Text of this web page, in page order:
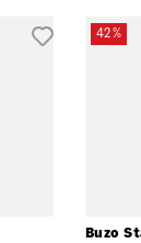
42 %
Buzo